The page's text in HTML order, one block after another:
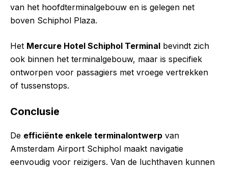
van het hoofdterminalgebouw en is gelegen net
boven Schiphol Plaza.
Het Mercure Hotel Schiphol Terminal bevindt zich
ook binnen het terminalgebouw, maar is specifiek
ontworpen voor passagiers met vroege vertrekken
of tussenstops.
Conclusie
De efficiënte enkele terminalontwerp van
Amsterdam Airport Schiphol maakt navigatie
eenvoudig voor reizigers. Van de luchthaven kunnen